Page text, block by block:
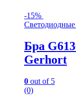
-15%
Светодиодные
Бра
Gerhort
0 out of 5
(0)